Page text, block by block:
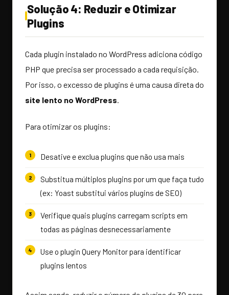
Solução 4: Reduzir e Otimizar
Plugins
Cada plugin instalado no WordPress adiciona código
PHP que precisa ser processado a cada requisição.
Por isso, o excesso de plugins é uma causa direta do
site lento no WordPress.
Para otimizar os plugins:
Desative e exclua plugins que não usa mais
Substitua múltiplos plugins por um que faça tudo
(ex: Yoast substitui vários plugins de SEO)
Verifique quais plugins carregam scripts em
todas as páginas desnecessariamente
Use o plugin Query Monitor para identificar
plugins lentos